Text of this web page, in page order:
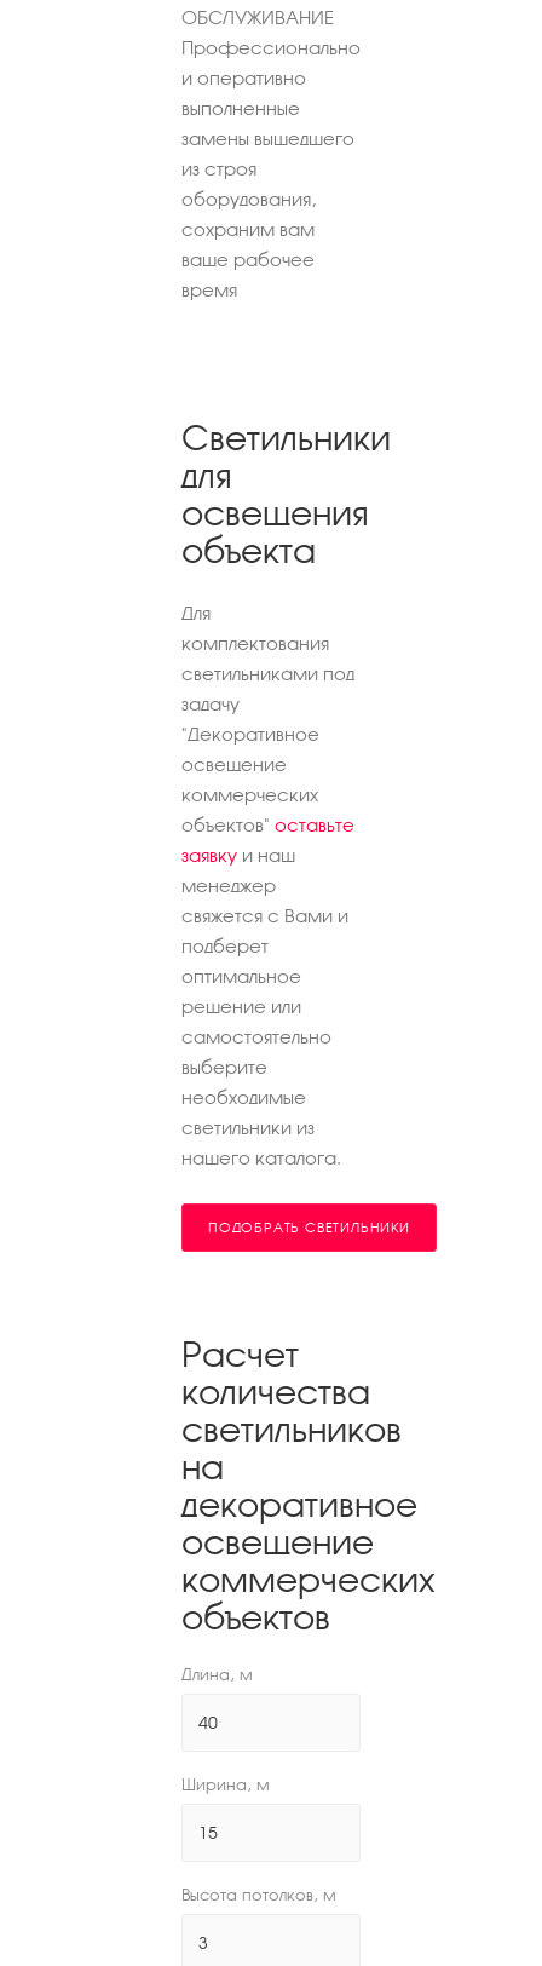
ОБСЛУЖИВАНИЕ
Профессионально
и оперативно
выполненные
замены вышедшего
из строя
оборудования,
сохраним вам
ваше рабочее
время
Светильники
для
освещения
объекта
Для
комплектования
светильниками под
задачу
"Декоративное
освещение
коммерческих
объектов" оставьте
заявку и наш
менеджер
свяжется с Вами и
подберет
оптимальное
решение или
самостоятельно
выберите
необходимые
светильники из
нашего каталога.
ПОДОБРАТЬ СВЕТИЛЬНИКИ
Расчет
количества
светильников
на
декоративное
освещение
коммерческих
объектов
Длина, м
Ширина, м
Высота потолков, м